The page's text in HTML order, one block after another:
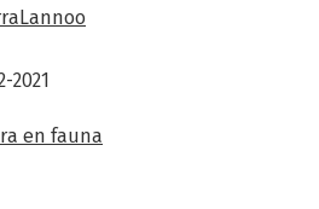
2021
en fauna